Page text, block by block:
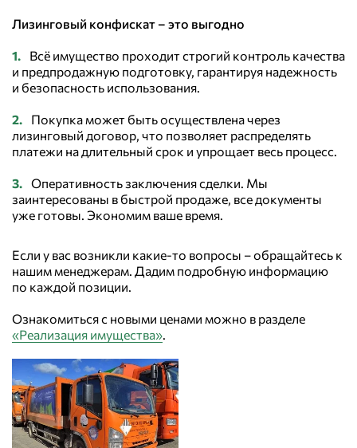
Лизинговый конфискат – это выгодно
Всё имущество проходит строгий контроль качества
и предпродажную подготовку, гарантируя надежность
и безопасность использования.
Покупка может быть осуществлена через
лизинговый договор, что позволяет распределять
платежи на длительный срок и упрощает весь процесс.
Оперативность заключения сделки. Мы
заинтересованы в быстрой продаже, все документы
уже готовы. Экономим ваше время.
Если у вас возникли какие-то вопросы – обращайтесь к
нашим менеджерам. Дадим подробную информацию
по каждой позиции.
Ознакомиться с новыми ценами можно в разделе
«Реализация имущества».